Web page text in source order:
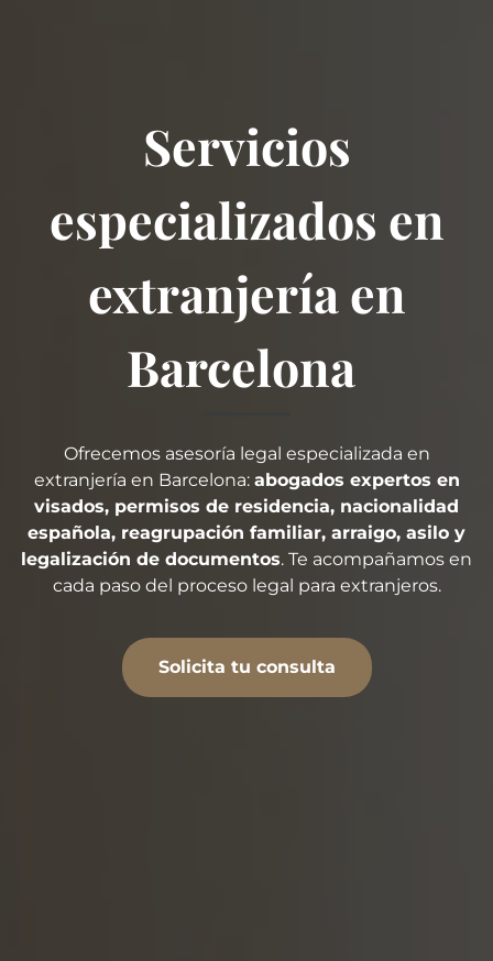
Servicios
especializados en
extranjería en
Barcelona
Ofrecemos asesoría legal especializada en
extranjería en Barcelona: abogados expertos en
visados, permisos de residencia, nacionalidad
española, reagrupación familiar, arraigo, asilo y
legalización de documentos. Te acompañamos en
cada paso del proceso legal para extranjeros.
Solicita tu consulta